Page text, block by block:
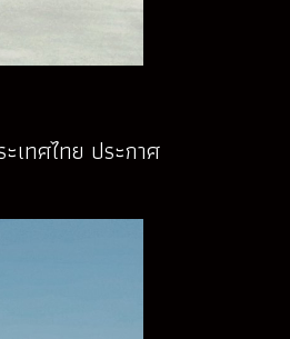
เทศไทย ประกาศ